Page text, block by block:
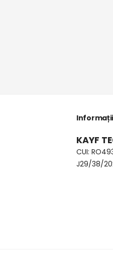
KAYF
CUI:
J29/38/